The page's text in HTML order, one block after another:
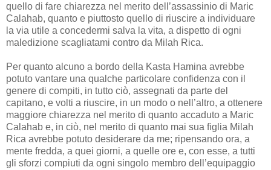
quello di fare chiarezza nel merito dell’assassinio di Maric
Calahab, quanto e piuttosto quello di riuscire a individuare
la via utile a concedermi salva la vita, a dispetto di ogni
maledizione scagliatami contro da Milah Rica.
Per quanto alcuno a bordo della Kasta Hamina avrebbe
potuto vantare una qualche particolare confidenza con il
genere di compiti, in tutto ciò, assegnati da parte del
capitano, e volti a riuscire, in un modo o nell’altro, a ottenere
maggiore chiarezza nel merito di quanto accaduto a Maric
Calahab e, in ciò, nel merito di quanto mai sua figlia Milah
Rica avrebbe potuto desiderare da me; ripensando ora, a
mente fredda, a quei giorni, a quelle ore e, con esse, a tutti
gli sforzi compiuti da ogni singolo membro dell’equipaggio